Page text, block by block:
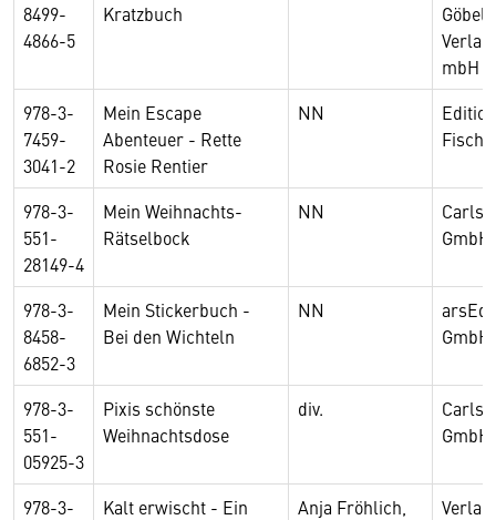
8499-
4866-5
Kratzbuch
Göbel
mbH
978-3-
7459-
3041-2
Mein Escape
Abenteuer - Rette
Rosie Rentier
NN
978-3-
551-
28149-4
Mein Weihnachts-
Rätselbock
NN
GmbH
978-3-
8458-
6852-3
Mein Stickerbuch -
Bei den Wichteln
NN
GmbH
978-3-
551-
05925-3
Pixis schönste
Weihnachtsdose
div.
GmbH
978-3-
Kalt erwischt - Ein
Anja Fröhlich,
Verlag